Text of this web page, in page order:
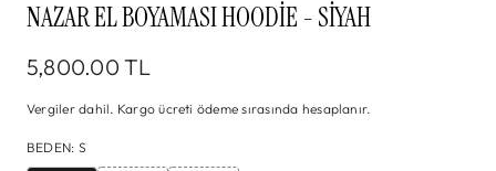
NAZAR EL BOYAMASI HOODIE - SIYAH
5,800.00 TL
Vergiler dahil. Kargo ücreti ödeme sırasında hesaplanır.
BEDEN: S